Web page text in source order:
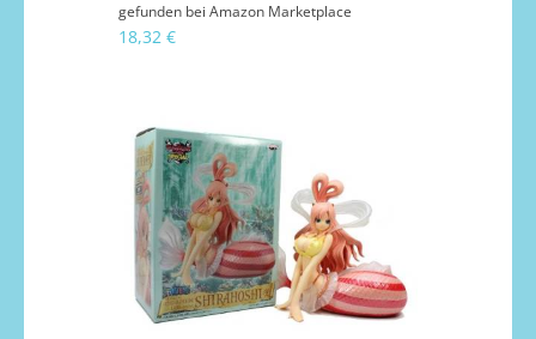
gefunden bei Amazon Marketplace
18,32 €